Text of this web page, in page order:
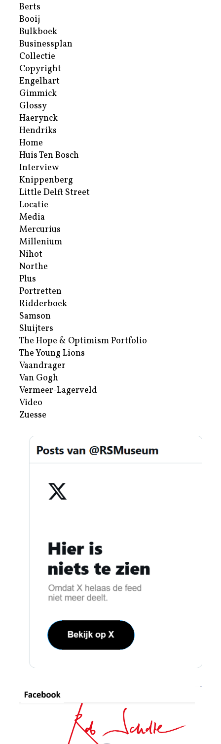
Berts
Booij
Bulkboek
Businessplan
Collectie
Copyright
Engelhart
Gimmick
Glossy
Haerynck
Hendriks
Home
Huis Ten Bosch
Interview
Knippenberg
Little Delft Street
Locatie
Media
Mercurius
Millenium
Nihot
Northe
Plus
Portretten
Ridderboek
Samson
Sluijters
The Hope & Optimism Portfolio
The Young Lions
Vaandrager
Van Gogh
Vermeer-Lagerveld
Video
Zuesse